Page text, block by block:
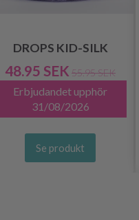
DROPS KID-SILK
48.95 SEK 55.95 SEK
Erbjudandet upphör
31/08/2026
Se produkt